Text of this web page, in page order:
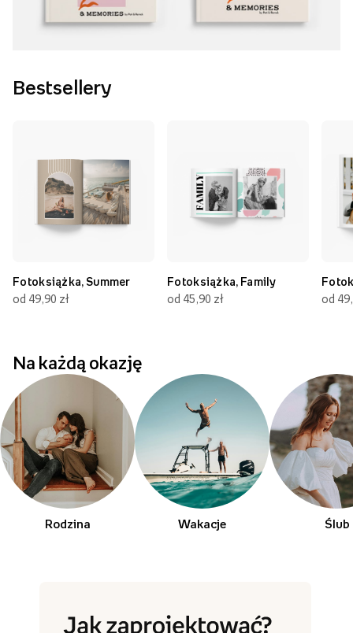
Bestsellery
Fotoksiążka, Summer
od 49,90 zł
Fotoksiążka, Family
od 45,90 zł
od
Na każdą okazję
Rodzina Wakacje Ślub